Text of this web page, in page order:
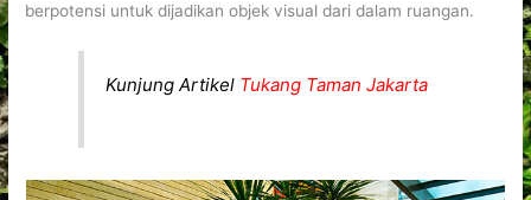
berpotensi untuk dijadikan objek visual dari dalam ruangan.
Kunjung Artikel Tukang Taman Jakarta